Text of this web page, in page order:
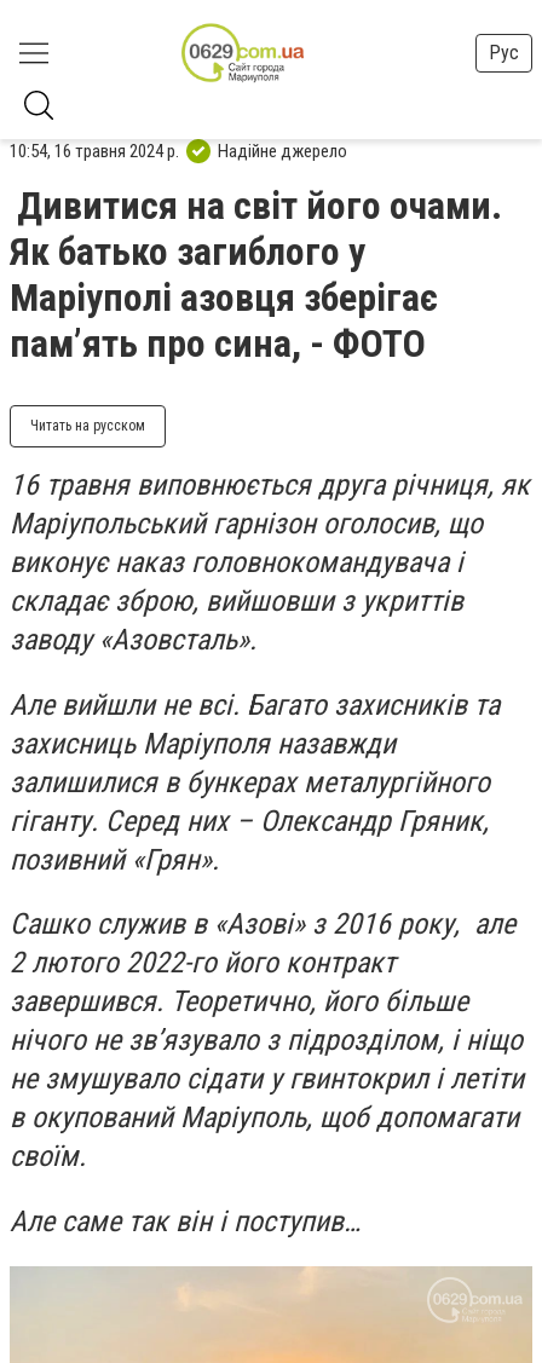
Рус
10:54, 16 травня 2024 р. Надійне джерело
Дивитися на світ його очами.
Як батько загиблого у
Маріуполі азовця зберігає
пам’ять про сина, - ФОТО
Читать на русском
16 травня виповнюється друга річниця, як
Маріупольський гарнізон оголосив, що
виконує наказ головнокомандувача і
складає зброю, вийшовши з укриттів
заводу «Азовсталь».
Але вийшли не всі. Багато захисників та
захисниць Маріуполя назавжди
залишилися в бункерах металургійного
гіганту. Серед них – Олександр Гряник,
позивний «Грян».
Сашко служив в «Азові» з 2016 року, але
2 лютого 2022-го його контракт
завершився. Теоретично, його більше
нічого не зв’язувало з підрозділом, і ніщо
не змушувало сідати у гвинтокрил і летіти
в окупований Маріуполь, щоб допомагати
своїм.
Але саме так він і поступив…